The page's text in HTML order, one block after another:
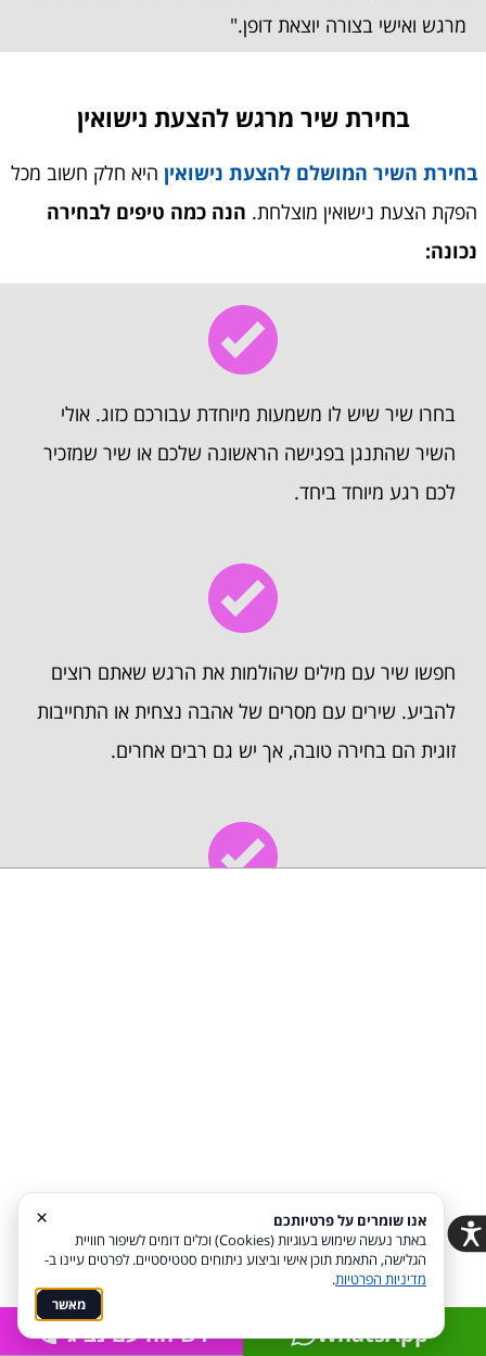
מרגש ואישי בצורה יוצאת דופן."
בחירת שיר מרגש להצעת נישואין
בחירת השיר המושלם להצעת נישואין היא חלק חשוב מכל
הפקת הצעת נישואין מוצלחת. הנה כמה טיפים לבחירה
נכונה:
בחרו שיר שיש לו משמעות מיוחדת עבורכם כזוג. אולי
השיר שהתנגן בפגישה הראשונה שלכם או שיר שמזכיר
לכם רגע מיוחד ביחד.
חפשו שיר עם מילים שהולמות את הרגש שאתם רוצים
להביע. שירים עם מסרים של אהבה נצחית או התחייבות
זוגית הם בחירה טובה, אך יש גם רבים אחרים.
אם אתם מתכננים לרקוד או לשיר יחד עם השיר, כדאי
להשמיע שיר שהקצב שבו מתאים לכך.
WhatsApp לשיחה עם נציג
×
אנו שומרים על פרטיותכם
באתר נעשה שימוש בעוגיות (Cookies) וכלים דומים לשיפור חוויית
הגלישה, התאמת תוכן אישי וביצוע ניתוחים סטטיסטיים. לפרטים עיינו ב-
מדיניות הפרטיות.
מאשר